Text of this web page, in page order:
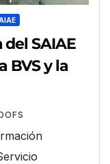
SAIAE
BVS y la